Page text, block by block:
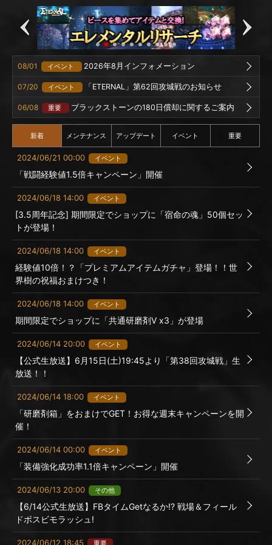
08/01 イベント 2026年8月インフォメーション
07/20 イベント 「ETERNAL」第62回攻城戦のお知らせ
06/08 重要 ブラックストーンの180日償却に関するご案内
新着 メンテナンス アップデート イベント 重要
2024/06/21 00:00 イベント
「戦闘経験値1.5倍キャンペーン」開催
2024/06/18 14:00 イベント
[3.5周年記念] 期間限定でショップに「宿命の魂」50個セッ
トが登場！
2024/06/18 14:00 イベント
経験値10倍！？「プレミアムアイテムガチャ」登場！！世
界樹の祝福おまけつき！
2024/06/18 14:00 イベント
期間限定でショップに「共通研磨剤Ⅴ x3」が登場
2024/06/14 20:00 イベント
【公式生放送】6月15日(土)19:45より「第38回攻城戦」生
放送！！
2024/06/14 18:00 イベント
「研磨剤箱」をおまけでGET！お得な週末キャンペーンを開
催！
2024/06/14 00:00 イベント
「装備強化成功率1.1倍キャンペーン」開催
2024/06/13 20:00 その他
【6/14公式生放送】FBタイムGetなるか!? 戦場＆フィール
ドボスビモラッシュ!
2024/06/12 18:45 重要